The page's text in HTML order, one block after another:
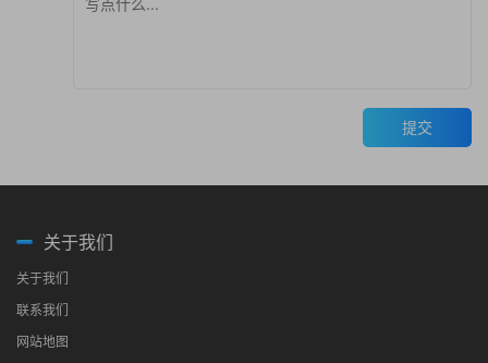
提交
关于我们
关于我们
联系我们
网站地图